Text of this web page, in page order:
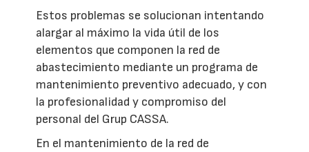
Estos problemas se solucionan intentando
alargar al máximo la vida útil de los
elementos que componen la red de
abastecimiento mediante un programa de
mantenimiento preventivo adecuado, y con
la profesionalidad y compromiso del
personal del Grup CASSA.
En el mantenimiento de la red de